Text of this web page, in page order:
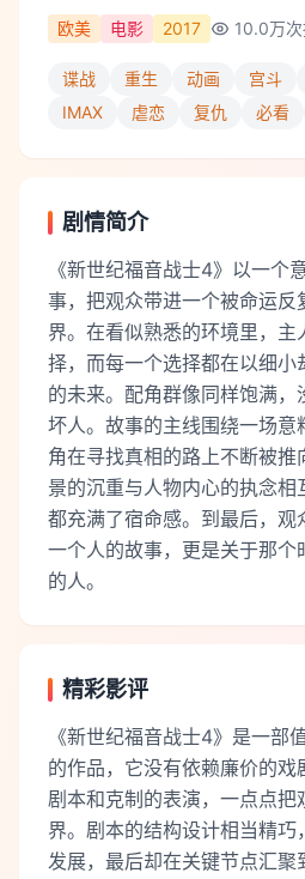
欧美 电影 2017 10.0万
谍战 重生 动画 宫斗
IMAX
虐恋 复仇 必看
剧情简介
《新世纪福音战士4》以一个
事，把观众带进一个被命运反
界。在看似熟悉的环境里，
择，而每一个选择都在以细小
的未来。配角群像同样饱满
坏人。故事的主线围绕一场意
角在寻找真相的路上不断被推
景的沉重与人物内心的执念
都充满了宿命感。到最后，观
一个人的故事，更是关于那个
的人。
精彩影评
《新世纪福音战士4》是一部
的作品，它没有依赖廉价的戏
剧本和克制的表演，一点点把
界。剧本的结构设计相当精巧
发展，最后却在关键节点汇聚